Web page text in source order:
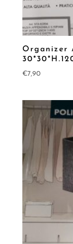
Organizer
€7,90